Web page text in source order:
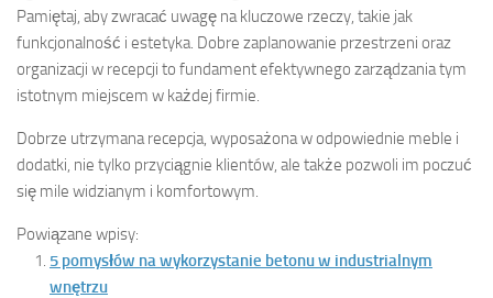
Pamiętaj, aby zwracać uwagę na kluczowe rzeczy, takie jak
funkcjonalność i estetyka. Dobre zaplanowanie przestrzeni oraz
organizacji w recepcji to fundament efektywnego zarządzania tym
istotnym miejscem w każdej firmie.
Dobrze utrzymana recepcja, wyposażona w odpowiednie meble i
dodatki, nie tylko przyciągnie klientów, ale także pozwoli im poczuć
się mile widzianym i komfortowym.
Powiązane wpisy:
5 pomysłów na wykorzystanie betonu w industrialnym
wnętrzu